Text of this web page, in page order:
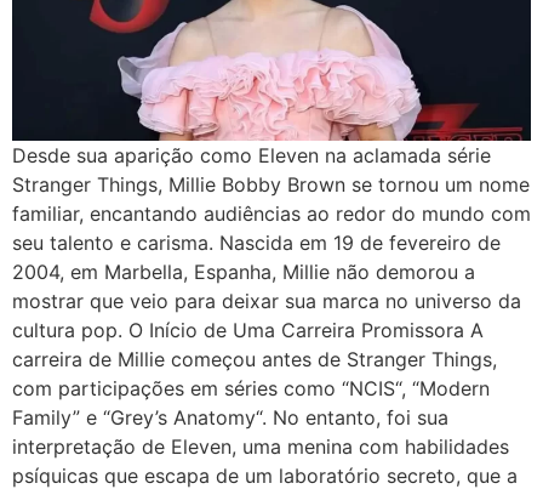
Desde sua aparição como Eleven na aclamada série
Stranger Things, Millie Bobby Brown se tornou um nome
familiar, encantando audiências ao redor do mundo com
seu talento e carisma. Nascida em 19 de fevereiro de
2004, em Marbella, Espanha, Millie não demorou a
mostrar que veio para deixar sua marca no universo da
cultura pop. O Início de Uma Carreira Promissora A
carreira de Millie começou antes de Stranger Things,
com participações em séries como “NCIS“, “Modern
Family” e “Grey’s Anatomy“. No entanto, foi sua
interpretação de Eleven, uma menina com habilidades
psíquicas que escapa de um laboratório secreto, que a